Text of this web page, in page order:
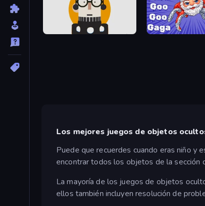
The Museum of Dots Find Goo Goo Gaga
Los mejores juegos de objetos
Puede que recuerdes cuando eras niño y
encontrar todos los objetos de la sección
La mayoría de los juegos de objetos
ellos también incluyen resolución de